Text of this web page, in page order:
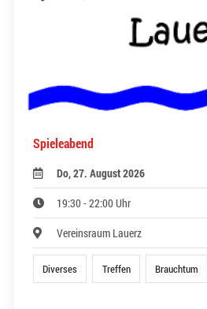
Spieleabend
Do, 27. August 2026
19:30 - 22:00 Uhr
Vereinsraum Lauerz
Diverses Treffen Brauchtum